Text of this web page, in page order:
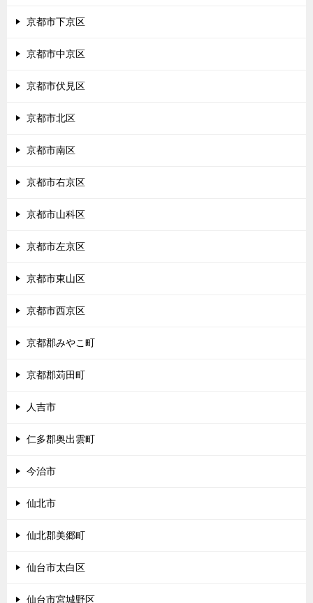
京都市下京区
京都市中京区
京都市伏見区
京都市北区
京都市南区
京都市右京区
京都市山科区
京都市左京区
京都市東山区
京都市西京区
京都郡みやこ町
京都郡苅田町
人吉市
仁多郡奥出雲町
今治市
仙北市
仙北郡美郷町
仙台市太白区
仙台市宮城野区